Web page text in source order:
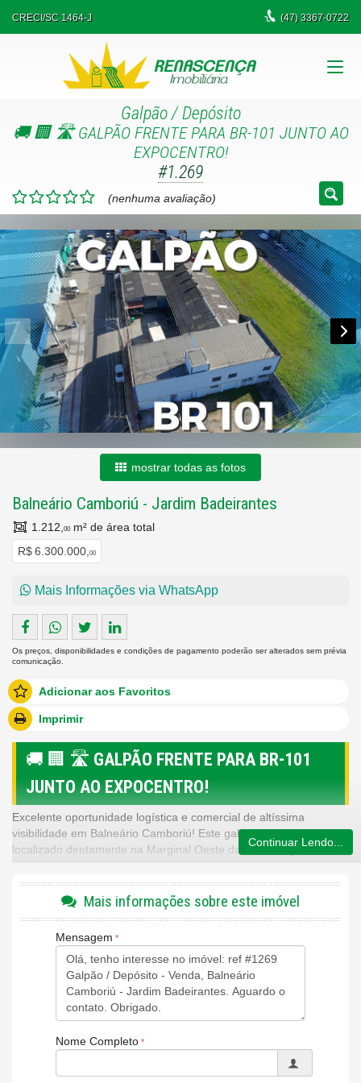
CRECI/SC 1464-J (47)3367-0722
Galpão / Depósito
🚚 🏢 🛣️ GALPÃO FRENTE PARA BR-101 JUNTO AO
EXPOCENTRO!
#1.269
(nenhuma avaliação)
mostrar todas as fotos
Balneário Camboriú - Jardim Badeirantes
1.212, 00 m² de área total
R$ 6.300.000, 00
Mais Informações via WhatsApp
Os preços, disponibilidades e condições de pagamento poderão ser alterados sem prévia
comunicação.
Adicionar aos Favoritos
Imprimir
🚚 🏢 🛣️ GALPÃO FRENTE PARA BR-101
JUNTO AO EXPOCENTRO!
Excelente oportunidade logística e comercial de altíssima
visibilidade em Balneário Camboriú! Este galpão estratégico está
localizado diretamente na Marginal Oeste da BR-101, garantindo
acesso imediato às principais rotas do estado.
📍 Localização Premium e Logística Perfeita:
Endereço:Marginal Oeste da BR-101 – Balneário
Camboriú – SC.
Posicionamento: A
apenas 300 metros do Centro de
Eventos de Balneário Camboriú (Expocentro)
grande desenvolvimento e forte apelo comercial.
Acessibilidade:Facilidade extrema para entrada e saída
de caminhões, carretas e veículos utilitários.
Continuar Lendo...
Mais informações sobre este imóvel
Mensagem
Nome Completo